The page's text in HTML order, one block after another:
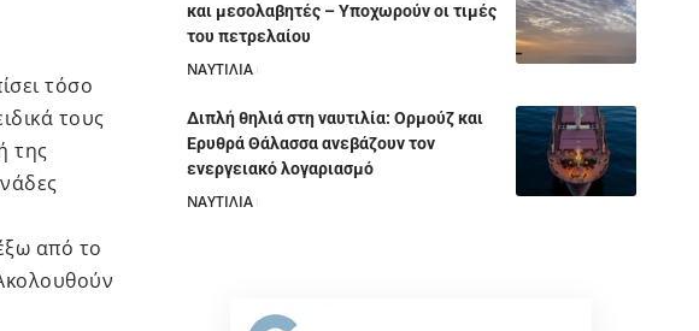
τόσο
τους
της
από το
και μεσολαβητές – Υποχωρούν οι τιμές
του πετρελαίου
ΝΑΥΤΙΛΙΑ
Διπλή θηλιά στη ναυτιλία: Ορμούζ και
Ερυθρά Θάλασσα ανεβάζουν τον
ενεργειακό λογαριασμό
ΝΑΥΤΙΛΙΑ